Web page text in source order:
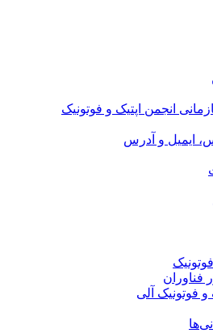
انجمن اپتیک و فوتونیک
ایمیل و آدرس
آلی